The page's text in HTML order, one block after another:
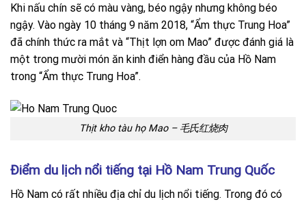
Khi nấu chín sẽ có màu vàng, béo ngậy nhưng không béo
ngậy. Vào ngày 10 tháng 9 năm 2018, “Ẩm thực Trung Hoa”
đã chính thức ra mắt và “Thịt lợn om Mao” được đánh giá là
một trong mười món ăn kinh điển hàng đầu của Hồ Nam
trong “Ẩm thực Trung Hoa”.
Thịt kho tàu họ Mao – 毛氏红烧肉
Điểm du lịch nổi tiếng tại Hồ Nam Trung Quốc
Hồ Nam có rất nhiều địa chỉ du lịch nổi tiếng. Trong đó có